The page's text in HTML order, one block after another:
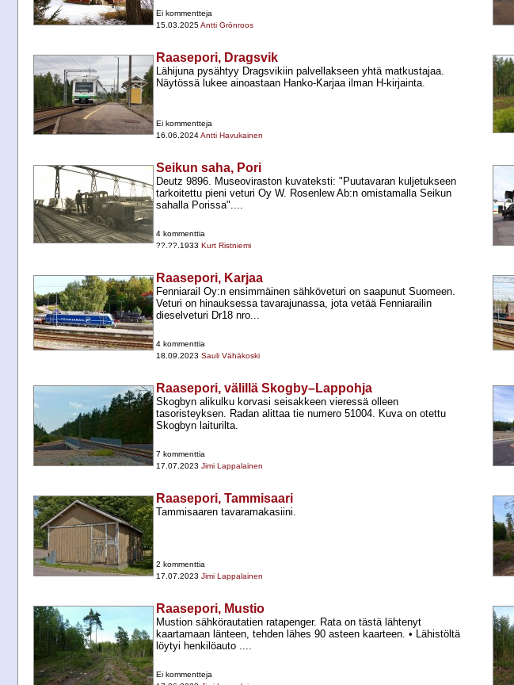
Ei kommentteja
15.03.2025Antti Grönroos
Raasepori, Dragsvik
Lähijuna pysähtyy Dragsvikiin palvellakseen yhtä matkustajaa.
Näytössä lukee ainoastaan Hanko-​Karjaa ilman H-​kirjainta.
Ei kommentteja
16.06.2024Antti Havukainen
Seikun saha, Pori
Deutz 9896. Museoviraston kuvateksti: "Puutavaran kuljetukseen
tarkoitettu pieni veturi Oy W. Rosenlew Ab:n omistamalla Seikun
sahalla Porissa"....
4 kommenttia
??.??.1933 Kurt Ristniemi
Raasepori, Karjaa
Fenniarail Oy:n ensimmäinen sähköveturi on saapunut Suomeen.
Veturi on hinauksessa tavarajunassa, jota vetää Fenniarailin
dieselveturi Dr18 nro...
4 kommenttia
18.09.2023 Sauli Vähäkoski
Raasepori, välillä Skogby–Lappohja
Skogbyn alikulku korvasi seisakkeen vieressä olleen
tasoristeyksen. Radan alittaa tie numero 51004. Kuva on otettu
Skogbyn laiturilta.
7 kommenttia
17.07.2023 Jimi Lappalainen
Raasepori, Tammisaari
Tammisaaren tavaramakasiini.
2 kommenttia
17.07.2023 Jimi Lappalainen
Raasepori, Mustio
Mustion sähkörautatien ratapenger. Rata on tästä lähtenyt
kaartamaan länteen, tehden lähes 90 asteen kaarteen. • Lähistöltä
löytyi henkilöauto ....
Ei kommentteja